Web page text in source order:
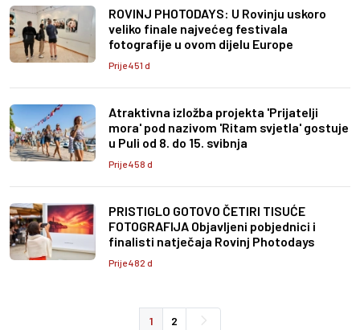
ROVINJ PHOTODAYS: U Rovinju uskoro
veliko finale najvećeg festivala
fotografije u ovom dijelu Europe
Prije 451 d
Atraktivna izložba projekta 'Prijatelji
mora' pod nazivom 'Ritam svjetla' gostuje
u Puli od 8. do 15. svibnja
Prije 458 d
PRISTIGLO GOTOVO ČETIRI TISUĆE
FOTOGRAFIJA Objavljeni pobjednici i
finalisti natječaja Rovinj Photodays
Prije 482 d
1 2